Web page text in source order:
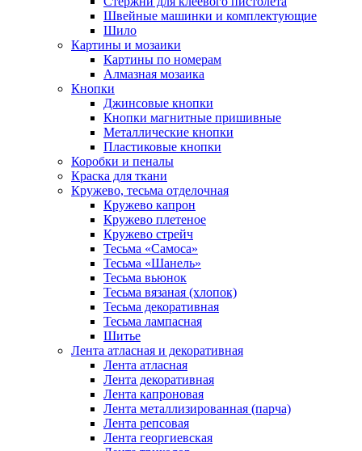
Швейные машинки и комплектующие
Шило
Картины и мозаики
Картины по номерам
Алмазная мозаика
Кнопки
Джинсовые кнопки
Кнопки магнитные пришивные
Металлические кнопки
Пластиковые кнопки
Коробки и пеналы
Краска для ткани
Кружево, тесьма отделочная
Кружево капрон
Кружево плетеное
Кружево стрейч
Тесьма «Самоса»
Тесьма «Шанель»
Тесьма вьюнок
Тесьма вязаная (хлопок)
Тесьма декоративная
Тесьма лампасная
Шитье
Лента атласная и декоративная
Лента атласная
Лента декоративная
Лента капроновая
Лента металлизированная (парча)
Лента репсовая
Лента георгиевская